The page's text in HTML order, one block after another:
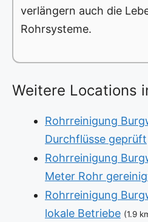
verlängern auch die
Rohrsysteme.
Weitere Locations
Rohrreinigung
Durchflüsse geprüft
Rohrreinigung
Meter Rohr
Rohrreinigung
lokale Betriebe (1.9